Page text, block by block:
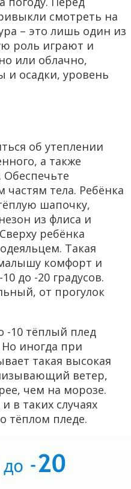
смотреть на
– это лишь один из
роль играют и
или облачно,
и осадки, уровень
об утеплении
а также
Обеспечьте
тела. Ребёнка
шапочку,
из флиса и
ребёнка
Такая
комфорт и
до -20 градусов.
от прогулок
-10 тёплый плед
иногда при
такая высокая
ветер,
чем на морозе.
в таких случаях
тёплом пледе.